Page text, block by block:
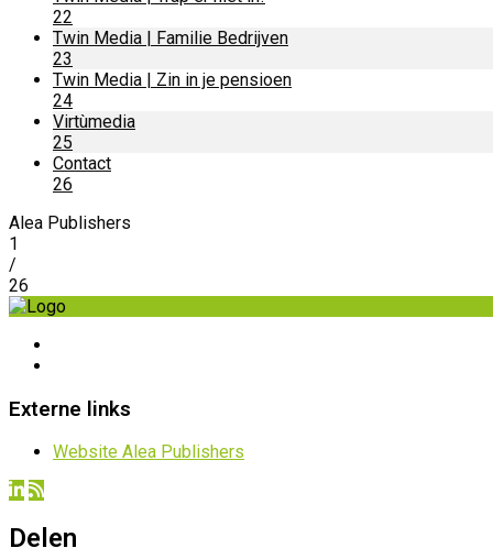
22
Twin Media | Familie Bedrijven
23
Twin Media | Zin in je pensioen
24
Virtùmedia
25
Contact
26
Alea Publishers
1
/
26
Externe links
Website Alea Publishers
Delen